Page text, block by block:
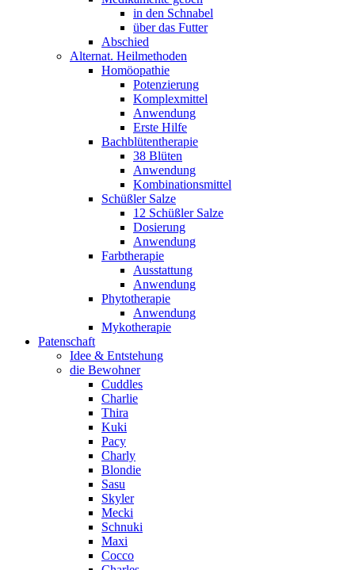
in den Schnabel
über das Futter
Abschied
Alternat. Heilmethoden
Homöopathie
Potenzierung
Komplexmittel
Anwendung
Erste Hilfe
Bachblütentherapie
38 Blüten
Anwendung
Kombinationsmittel
Schüßler Salze
12 Schüßler Salze
Dosierung
Anwendung
Farbtherapie
Ausstattung
Anwendung
Phytotherapie
Anwendung
Mykotherapie
Patenschaft
Idee & Entstehung
die Bewohner
Cuddles
Charlie
Thira
Kuki
Pacy
Charly
Blondie
Sasu
Skyler
Mecki
Schnuki
Maxi
Cocco